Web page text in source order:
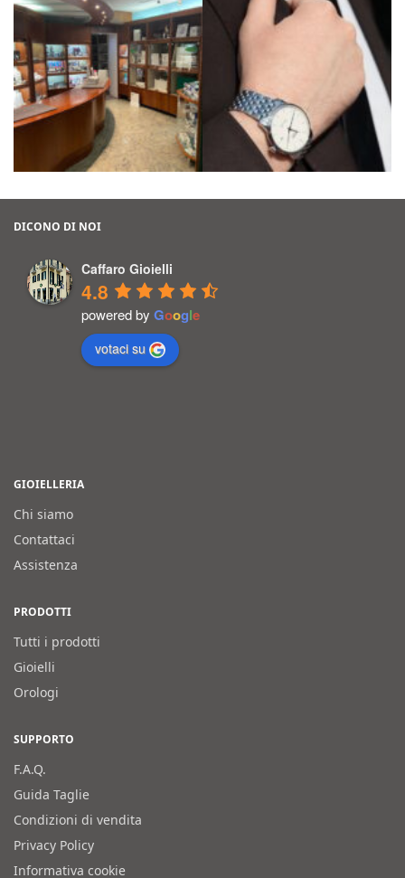
DICONO DI NOI
Caffaro Gioielli
4.8
powered by Google
votaci su
GIOIELLERIA
Chi siamo
Contattaci
Assistenza
PRODOTTI
Tutti i prodotti
Gioielli
Orologi
SUPPORTO
F.A.Q.
Guida Taglie
Condizioni di vendita
Privacy Policy
Informativa cookie